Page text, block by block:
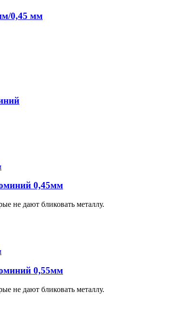
0,45 мм
0,45мм
не дают бликовать металлу.
0,55мм
не дают бликовать металлу.